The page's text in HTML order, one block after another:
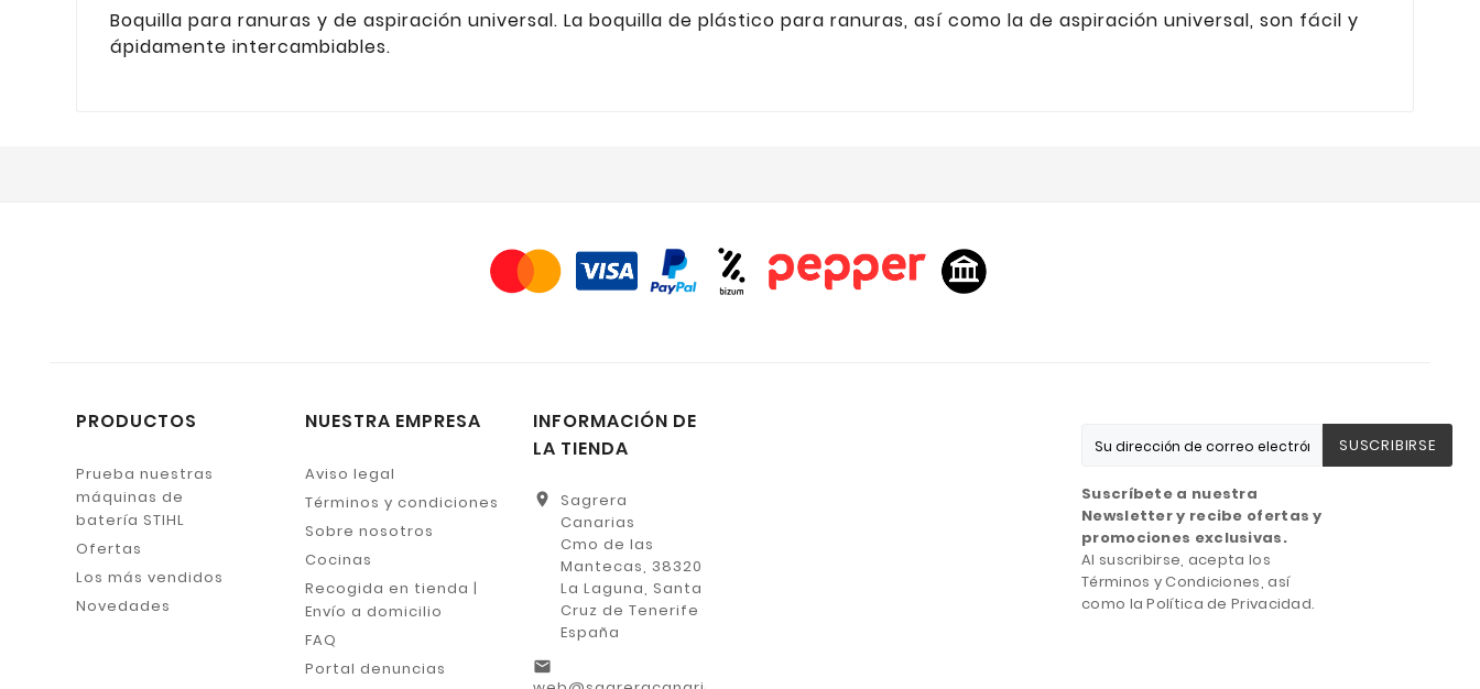
Boquilla para ranuras y de aspiración universal. La boquilla de plástico para ranuras, así como la de aspiración universal, son fácil y
ápidamente intercambiables.
PRODUCTOS
Prueba nuestras
máquinas de
batería STIHL
Ofertas
Los más vendidos
Novedades
NUESTRA EMPRESA
Aviso legal
Términos y condiciones
Sobre nosotros
Cocinas
Recogida en tienda |
Envío a domicilio
FAQ
Portal denuncias
INFORMACIÓN DE
LA TIENDA
location_on
Sagrera
Canarias
Cmo de las
Mantecas, 38320
La Laguna, Santa
Cruz de Tenerife
España
email
SUSCRIBIRSE
Suscríbete a nuestra
Newsletter y recibe ofertas y
promociones exclusivas.
Al suscribirse, acepta los
Términos y Condiciones, así
como la Política de Privacidad.